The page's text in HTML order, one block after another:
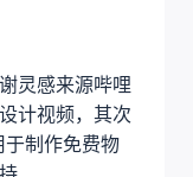
灵感来源哔哩
计视频，其次
于制作免费物